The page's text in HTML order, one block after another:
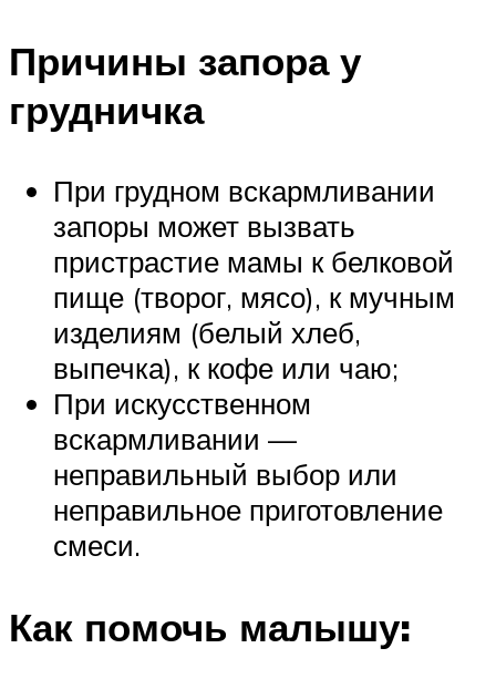
Причины запора у
грудничка
При грудном вскармливании
запоры может вызвать
пристрастие мамы к белковой
пище (творог, мясо), к мучным
изделиям (белый хлеб,
выпечка), к кофе или чаю;
При искусственном
вскармливании —
неправильный выбор или
неправильное приготовление
смеси.
Как помочь малышу: